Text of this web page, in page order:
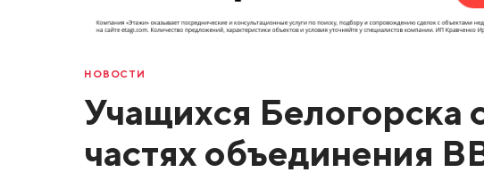
НОВОСТИ
Учащихся Белогорска
частях объединения